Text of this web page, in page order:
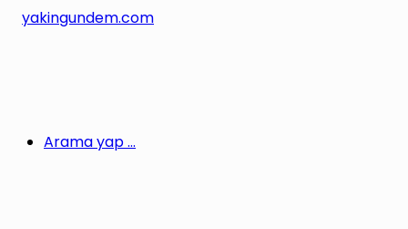
Arama yap ...